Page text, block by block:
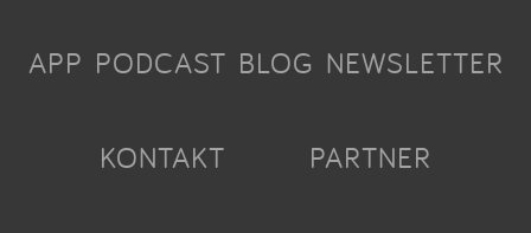
APP PODCAST BLOG NEWSLETTER
KONTAKT PARTNER